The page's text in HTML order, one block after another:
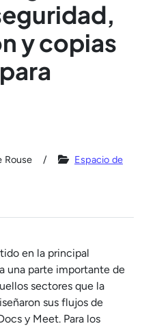
y copias
Rouse
Espacio de
en la principal
una parte importante de
sectores que la
sus flujos de
y Meet. Para los